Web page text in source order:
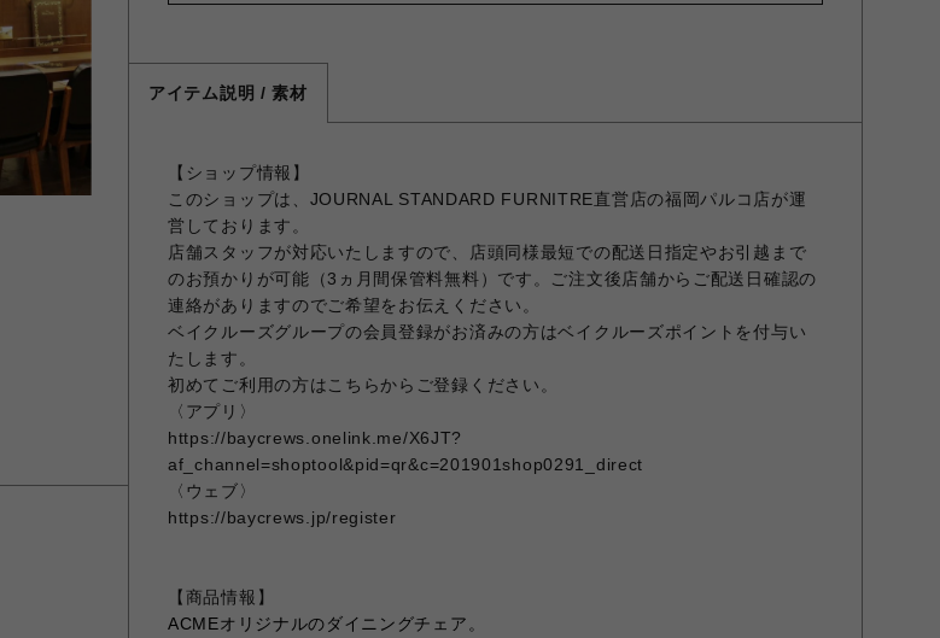
アイテム説明 / 素材
【ショップ情報】
このショップは、JOURNAL STANDARD FURNITRE直営店の福岡パルコ店が運
営しております。
店舗スタッフが対応いたしますので、店頭同様最短での配送日指定やお引越まで
のお預かりが可能（3ヵ月間保管料無料）です。ご注文後店舗からご配送日確認の
連絡がありますのでご希望をお伝えください。
ベイクルーズグループの会員登録がお済みの方はベイクルーズポイントを付与い
たします。
初めてご利用の方はこちらからご登録ください。
〈アプリ〉
https://baycrews.onelink.me/X6JT?
af_channel=shoptool&pid=qr&c=201901shop0291_direct
〈ウェブ〉
https://baycrews.jp/register
【商品情報】
ACMEオリジナルのダイニングチェア。